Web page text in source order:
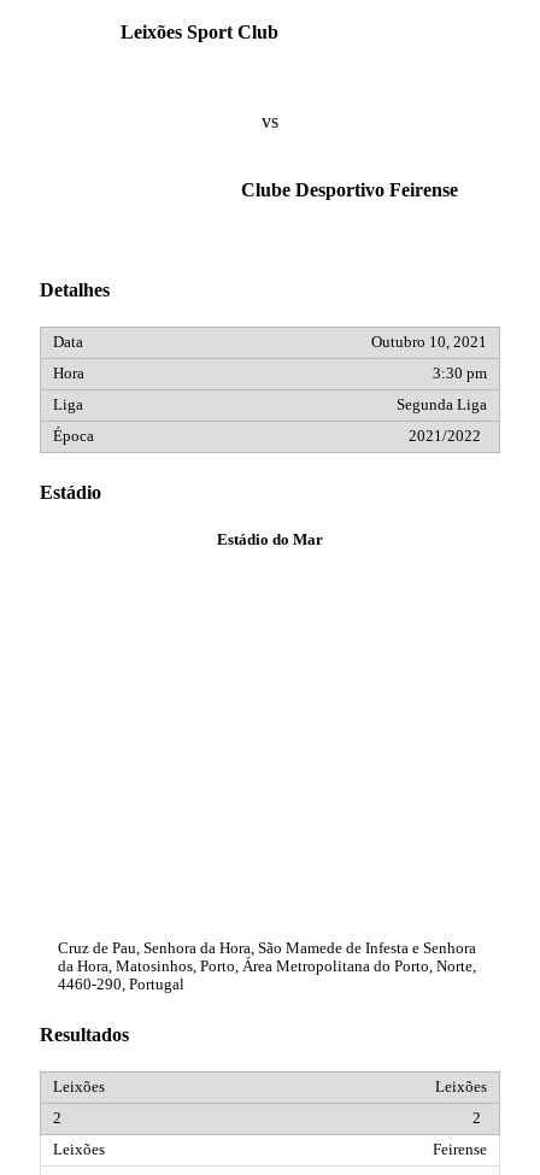
Leixões Sport Club
vs
Clube Desportivo Feirense
Detalhes
Outubro 10, 2021
3:30 pm
Segunda Liga
2021/2022
Estádio
Estádio do Mar
Cruz de Pau, Senhora da Hora, São Mamede de Infesta e Senhora
da Hora, Matosinhos, Porto, Área Metropolitana do Porto, Norte,
4460-290, Portugal
Resultados
Leixões
2
Feirense